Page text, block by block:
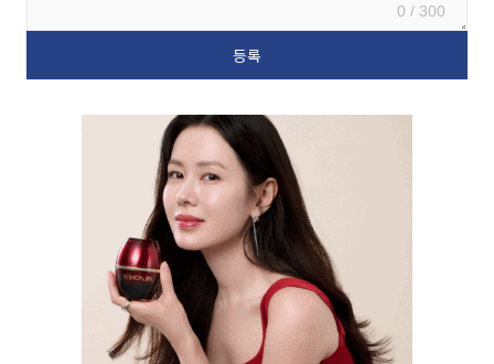
0 / 300